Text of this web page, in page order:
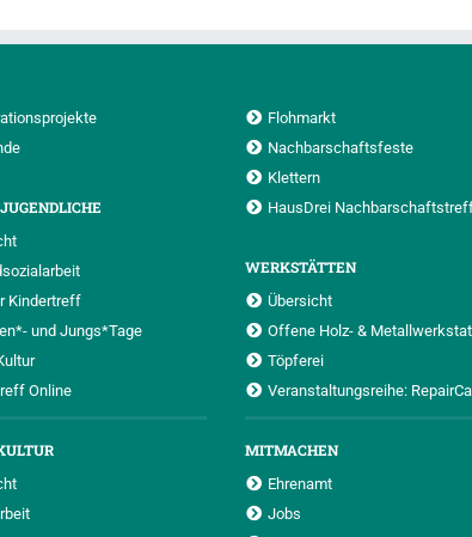
Kindertreff
und Jungs*Tage
Online
Flohmarkt
Nachbarschaftsfeste
Klettern
HausDrei
WERKSTÄTTEN
Übersicht
Offene Holz- &
Töpferei
Veranstaltungsreihe:
MITMACHEN
Ehrenamt
Jobs